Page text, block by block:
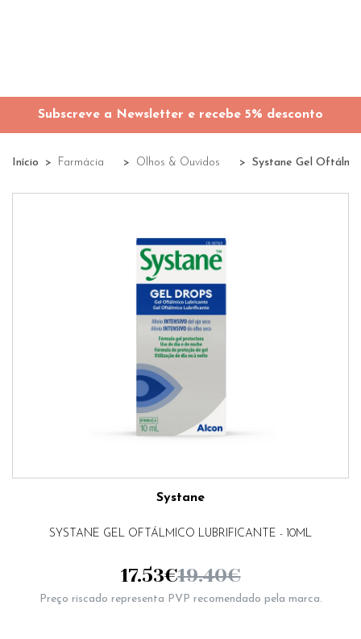
Subscreve a Newsletter e recebe 5% desconto
Início Farmácia Olhos & Ouvidos Systane Gel
Systane
SYSTANE GEL OFTÁLMICO LUBRIFICANTE - 10ML
17.53€19.40€
Preço riscado representa PVP recomendado pela marca.